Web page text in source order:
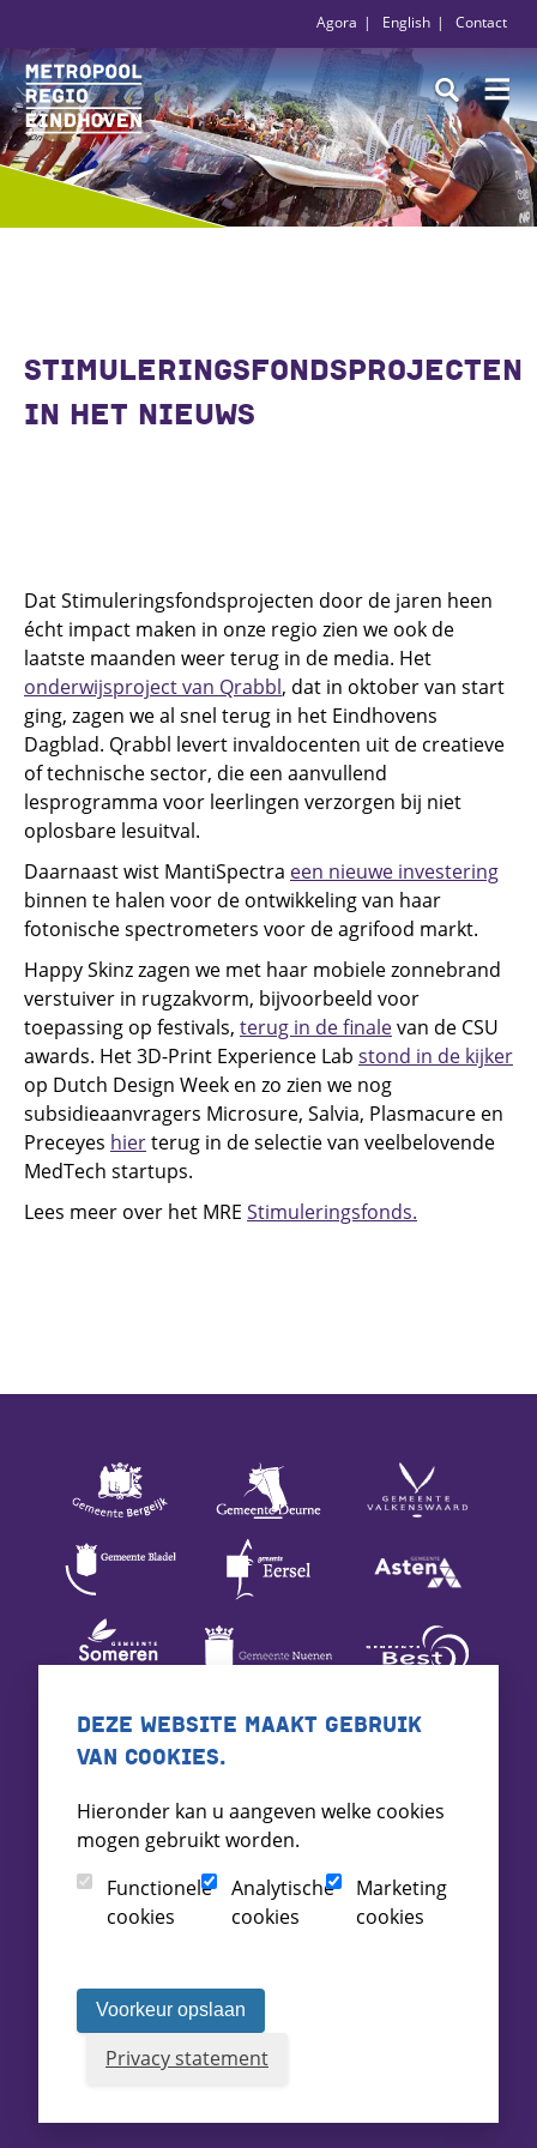
Agora English Contact
STIMULERINGSFONDSPROJECTEN
IN HET NIEUWS
Dat Stimuleringsfondsprojecten door de jaren heen
écht impact maken in onze regio zien we ook de
laatste maanden weer terug in de media. Het
onderwijsproject van Qrabbl, dat in oktober van start
ging, zagen we al snel terug in het Eindhovens
Dagblad. Qrabbl levert invaldocenten uit de creatieve
of technische sector, die een aanvullend
lesprogramma voor leerlingen verzorgen bij niet
oplosbare lesuitval.
Daarnaast wist MantiSpectra een nieuwe investering
binnen te halen voor de ontwikkeling van haar
fotonische spectrometers voor de agrifood markt.
Happy Skinz zagen we met haar mobiele zonnebrand
verstuiver in rugzakvorm, bijvoorbeeld voor
toepassing op festivals, terug in de finalevan de CSU
awards. Het 3D-Print Experience Lab stond in de kijker
op Dutch Design Week en zo zien we nog
subsidieaanvragers Microsure, Salvia, Plasmacure en
Preceyes hierterug in de selectie van veelbelovende
MedTech startups.
Lees meer over het MRE Stimuleringsfonds.
DEZE WEBSITE MAAKT GEBRUIK
VAN COOKIES.
Hieronder kan u aangeven welke cookies
mogen gebruikt worden.
Functionele
cookies
Analytische
cookies
Marketing
cookies
Voorkeur opslaan
Privacy statement